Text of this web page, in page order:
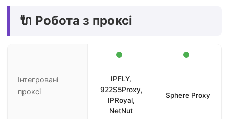
🔌 Робота з проксі
Інтегровані
проксі
IPFLY,
922S5Proxy,
IPRoyal,
NetNut
Sphere Proxy